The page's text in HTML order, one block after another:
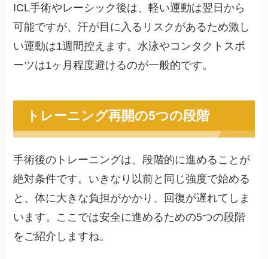
ICL手術やレーシック後は、軽い運動は翌日から
可能ですが、汗が目に入るリスクがあるため激し
い運動は1週間控えます。水泳やコンタクトスポ
ーツは1ヶ月程度避けるのが一般的です。
トレーニング再開の5つの段階
手術後のトレーニングは、段階的に進めることが
絶対条件です。いきなり以前と同じ強度で始める
と、体に大きな負担がかかり、回復が遅れてしま
います。ここでは安全に進めるための5つの段階
をご紹介しますね。